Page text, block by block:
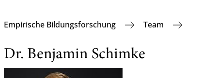
Empirische Bildungsforschung Team
Dr. Benjamin Schimke